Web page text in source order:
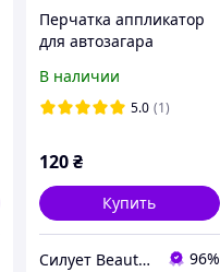
Перчатка аппликатор
для автозагара
В наличии
5.0 (1)
120₴
Купить
Силует Beauty Shop 96%